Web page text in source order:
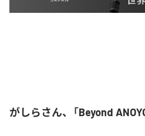
がしらさん、「Beyond